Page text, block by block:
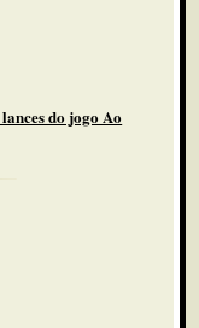
do jogo Ao